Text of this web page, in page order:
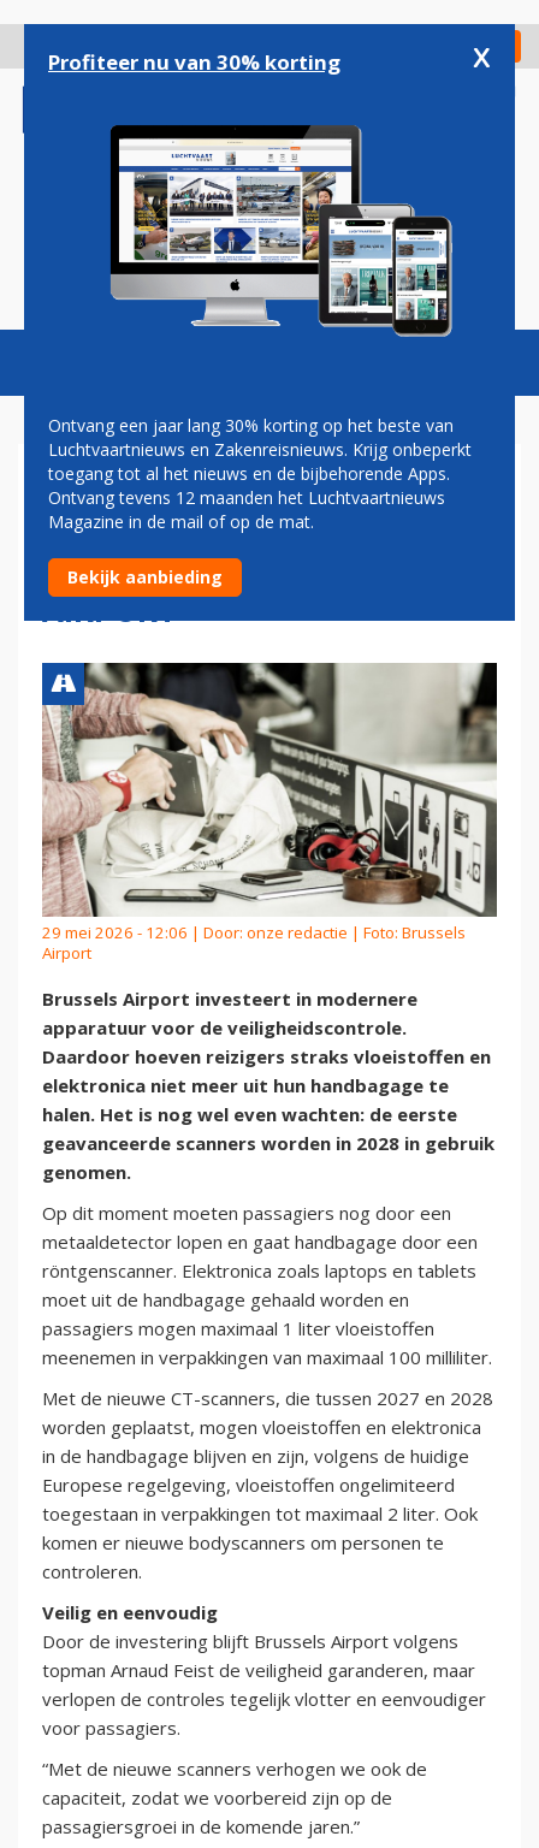
gaan
Check in
Magazine Podcasts Vacatures
FLESJE DRINKEN EN LAPTOP
MOGEN STRAKS IN DE TAS
BLIJVEN OP BRUSSELS
AIRPORT
29 mei 2026 - 12:06 | Door: onze redactie | Foto: Brussels
Airport
Brussels Airport investeert in modernere
apparatuur voor de veiligheidscontrole.
Daardoor hoeven reizigers straks vloeistoffen en
elektronica niet meer uit hun handbagage te
halen. Het is nog wel even wachten: de eerste
geavanceerde scanners worden in 2028 in gebruik
genomen.
Op dit moment moeten passagiers nog door een
metaaldetector lopen en gaat handbagage door een
röntgenscanner. Elektronica zoals laptops en tablets
moet uit de handbagage gehaald worden en
passagiers mogen maximaal 1 liter vloeistoffen
meenemen in verpakkingen van maximaal 100 milliliter.
Met de nieuwe CT-scanners, die tussen 2027 en 2028
worden geplaatst, mogen vloeistoffen en elektronica
in de handbagage blijven en zijn, volgens de huidige
Europese regelgeving, vloeistoffen ongelimiteerd
toegestaan in verpakkingen tot maximaal 2 liter. Ook
komen er nieuwe bodyscanners om personen te
controleren.
Veilig en eenvoudig
Door de investering blijft Brussels Airport volgens
topman Arnaud Feist de veiligheid garanderen, maar
verlopen de controles tegelijk vlotter en eenvoudiger
voor passagiers.
“Met de nieuwe scanners verhogen we ook de
capaciteit, zodat we voorbereid zijn op de
passagiersgroei in de komende jaren.”
Profiteer nu van 30% korting x
Ontvang een jaar lang 30% korting op het beste van
Luchtvaartnieuws en Zakenreisnieuws. Krijg onbeperkt
toegang tot al het nieuws en de bijbehorende Apps.
Ontvang tevens 12 maanden het Luchtvaartnieuws
Magazine in de mail of op de mat.
Bekijk aanbieding